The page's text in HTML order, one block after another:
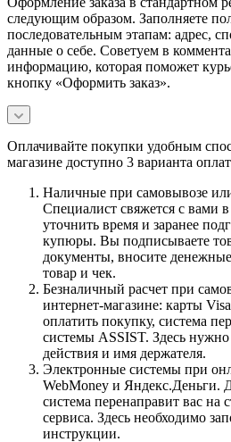
следующим образом. Заполняете
последовательным этапам: адрес,
данные о себе. Советуем в
информацию, которая поможет
кнопку «Оформить заказ».
Оплачивайте покупки удобным
магазине доступно 3 варианта
Наличные при самовывозе
Специалист свяжется с вами
уточнить время и заранее
купюры. Вы подписываете
документы, вносите денежные
товар и чек.
Безналичный расчет при
интернет-магазине: карты
оплатить покупку, система
системы ASSIST. Здесь
действия и имя держателя.
Электронные системы при
WebMoney и Яндекс.Деньги.
система перенаправит вас на
сервиса. Здесь необходимо
инструкции.